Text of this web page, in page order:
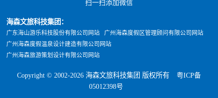
扫一扫添加微信
海森文旅科技集团：
广东海山游乐科技股份有限公司网站
广州海森度假区管理顾问有限公司网站
广州海森度假温泉设计建造有限公司网站
广州海森旅游策划设计有限公司网站
Copyright © 2002-2026 海森文旅科技集团 版权所有
粤ICP备
05012398号